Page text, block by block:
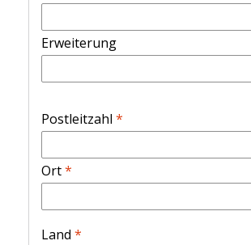
Erweiterung
Postleitzahl *
Ort*
Land *